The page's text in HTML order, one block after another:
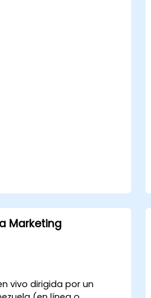
Marketing
vivo dirigida por un